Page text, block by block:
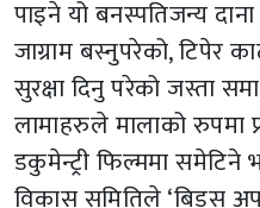
पाइने यो बनस्पतिजन्य
जाग्राम बस्नुपरेको, टिपेर
सुरक्षा दिनु परेको जस्ता
लामाहरुले मालाको रुपमा
डकुमेन्ट्री फिल्ममा समेटिने
विकास समितिले ‘बिड्स